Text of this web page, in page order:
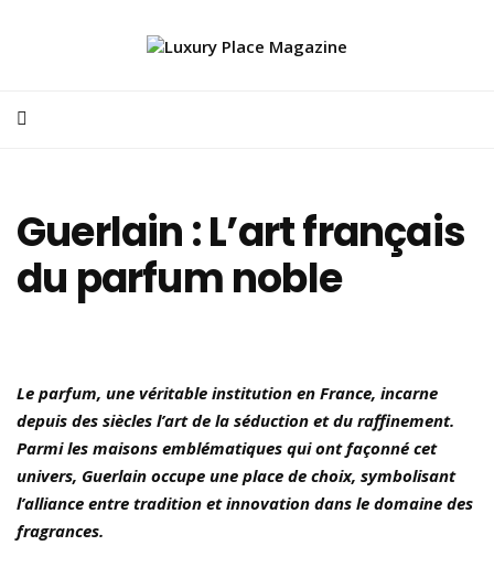
Guerlain : L’art français
du parfum noble
Le parfum, une véritable institution en France, incarne
depuis des siècles l’art de la séduction et du raffinement.
Parmi les maisons emblématiques qui ont façonné cet
univers, Guerlain occupe une place de choix, symbolisant
l’alliance entre tradition et innovation dans le domaine des
fragrances.